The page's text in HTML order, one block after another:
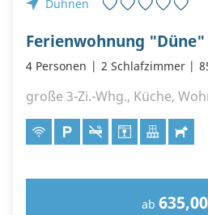
Duhnen
4 Personen 2 Schlafzimmer
große 3-Zi.-Whg., Küche,
ab